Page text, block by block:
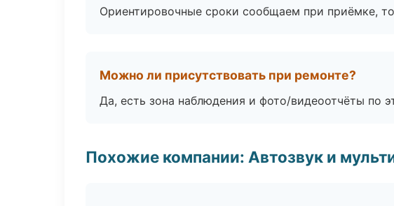
Ориентировочные сроки сообщаем при приёмке,
Можно ли присутствовать при ремонте?
Да, есть зона наблюдения и фото/видеоотчёты по
Похожие компании: Автозвук и